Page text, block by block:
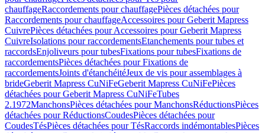
chauffageRaccordements pour chauffagePièces détachées pour
Raccordements pour chauffageAccessoires pour Geberit Mapress
CuivrePièces détachées pour Accessoires pour Geberit Mapress
CuivreIsolations pour raccordementsEtanchements pour tubes et
raccordsEnjoliveurs pour tubesFixations pour tubesFixations de
raccordementsPièces détachées pour Fixations de
raccordementsJoints d'étanchéitéJeux de vis pour assemblages à
brideGeberit Mapress CuNiFeGeberit Mapress CuNiFePièces
détachées pour Geberit Mapress CuNiFeTubes
2.1972ManchonsPièces détachées pour ManchonsRéductionsPièces
détachées pour RéductionsCoudesPièces détachées pour
CoudesTésPièces détachées pour TésRaccords indémontablesPièces